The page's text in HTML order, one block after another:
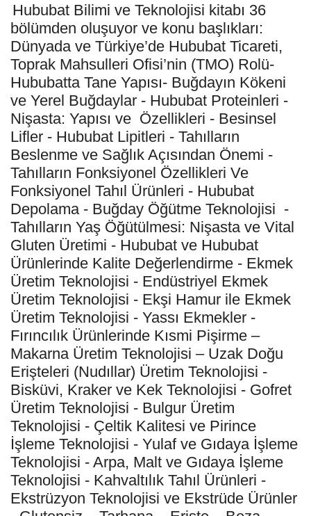
Hububat Bilimi ve Teknolojisi kitabı 36
bölümden oluşuyor ve konu başlıkları:
Dünyada ve Türkiye’de Hububat Ticareti,
Toprak Mahsulleri Ofisi’nin (TMO) Rolü-
Hububatta Tane Yapısı- Buğdayın Kökeni
ve Yerel Buğdaylar - Hububat Proteinleri -
Nişasta: Yapısı ve Özellikleri - Besinsel
Lifler - Hububat Lipitleri - Tahılların
Beslenme ve Sağlık Açısından Önemi -
Tahılların Fonksiyonel Özellikleri Ve
Fonksiyonel Tahıl Ürünleri - Hububat
Depolama - Buğday Öğütme Teknolojisi -
Tahılların Yaş Öğütülmesi: Nişasta ve Vital
Gluten Üretimi - Hububat ve Hububat
Ürünlerinde Kalite Değerlendirme - Ekmek
Üretim Teknolojisi - Endüstriyel Ekmek
Üretim Teknolojisi - Ekşi Hamur ile Ekmek
Üretim Teknolojisi - Yassı Ekmekler -
Fırıncılık Ürünlerinde Kısmi Pişirme –
Makarna Üretim Teknolojisi – Uzak Doğu
Erişteleri (Nudıllar) Üretim Teknolojisi -
Bisküvi, Kraker ve Kek Teknolojisi - Gofret
Üretim Teknolojisi - Bulgur Üretim
Teknolojisi - Çeltik Kalitesi ve Pirince
İşleme Teknolojisi - Yulaf ve Gıdaya İşleme
Teknolojisi - Arpa, Malt ve Gıdaya İşleme
Teknolojisi - Kahvaltılık Tahıl Ürünleri -
Ekstrüzyon Teknolojisi ve Ekstrüde Ürünler